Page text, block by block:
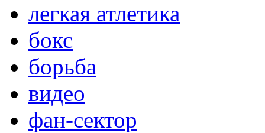
легкая атлетика
бокс
борьба
видео
фан-сектор